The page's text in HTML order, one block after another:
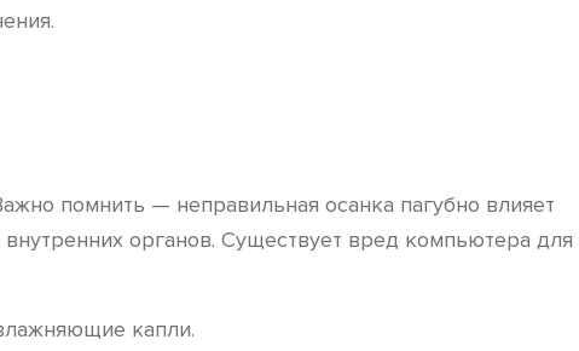
помнить — неправильная осанка пагубно влияет
органов. Существует вред компьютера для
капли.